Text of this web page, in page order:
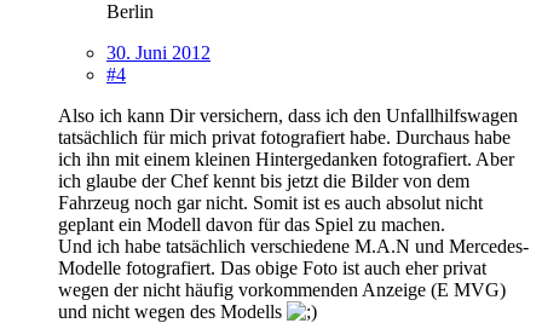
Berlin
30. Juni 2012
#4
Also ich kann Dir versichern, dass ich den Unfallhilfswagen
tatsächlich für mich privat fotografiert habe. Durchaus habe
ich ihn mit einem kleinen Hintergedanken fotografiert. Aber
ich glaube der Chef kennt bis jetzt die Bilder von dem
Fahrzeug noch gar nicht. Somit ist es auch absolut nicht
geplant ein Modell davon für das Spiel zu machen.
Und ich habe tatsächlich verschiedene M.A.N und Mercedes-
Modelle fotografiert. Das obige Foto ist auch eher privat
wegen der nicht häufig vorkommenden Anzeige (E MVG)
und nicht wegen des Modells